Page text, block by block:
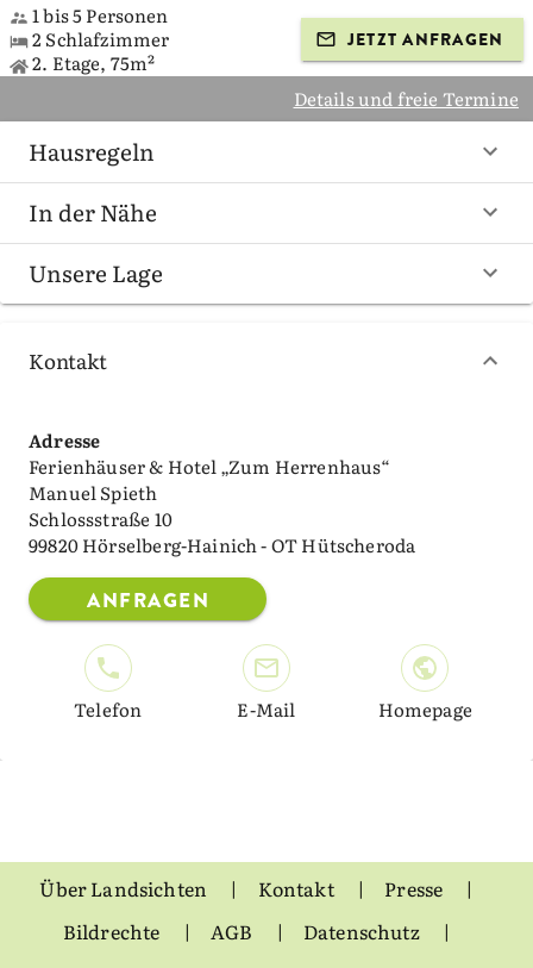
1 bis 5 Personen
2 Schlafzimmer
2. Etage, 75m²
JETZT ANFRAGEN
Details und freie Termine
Hausregeln
In der Nähe
Unsere Lage
Kontakt
Adresse
Ferienhäuser & Hotel „Zum Herrenhaus“
Manuel Spieth
Schlossstraße 10
99820 Hörselberg-Hainich - OT Hütscheroda
ANFRAGEN
Telefon E-Mail Homepage
Über Landsichten Kontakt
Presse
Bildrechte
AGB
Datenschutz